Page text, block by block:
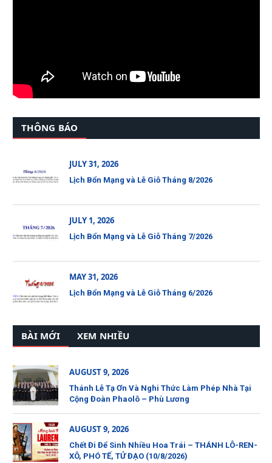
THÔNG BÁO
JULY 31, 2026
Lịch Bổn Mạng và Lễ Giỗ Tháng 8/2026
JULY 1, 2026
Lịch Bổn Mạng và Lễ Giỗ Tháng 7/2026
MAY 31, 2026
Lịch Bổn Mạng và Lễ Giỗ Tháng 6/2026
BÀI MỚI XEM NHIỀU
AUGUST 9, 2026
Thánh Lễ Tạ Ơn Và Nghi Thức Làm Phép Nhà Tại
Cộng Đoàn Phaolô – Phù Lương
AUGUST 9, 2026
Chết Đi Để Sinh Nhiều Hoa Trái – THÁNH LÔ-REN-
XÔ, PHÓ TẾ, TỬ ĐẠO (10/8/2026)